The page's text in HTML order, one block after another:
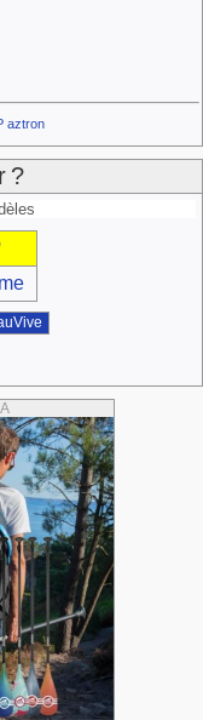
aztron
?